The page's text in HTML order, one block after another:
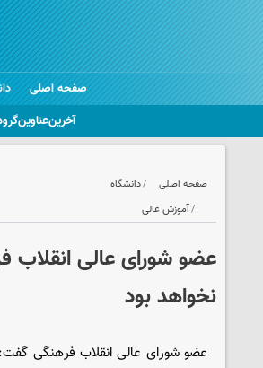
صفحه اصلی
صفحه اصلی
دانشگاه
آموزش عالی
عضو شورای عالی
نخواهد بود
عضو شورای عالی انقلاب فرهنگی